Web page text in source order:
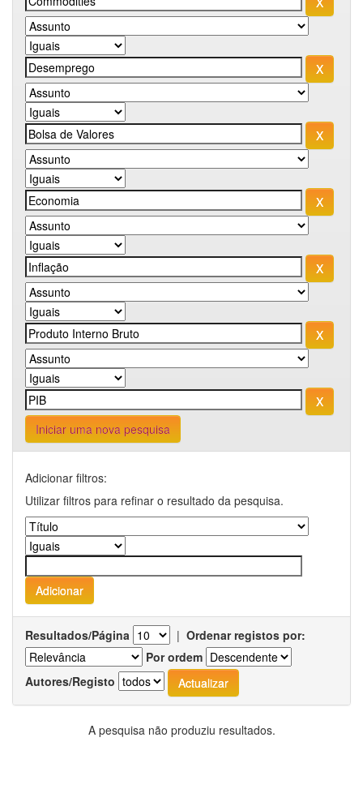
Iniciar uma nova pesquisa
Adicionar filtros:
Utilizar filtros para refinar o resultado da pesquisa.
Resultados/Página | Ordenar registos por:
Por ordem
Autores/Registo
A pesquisa não produziu resultados.